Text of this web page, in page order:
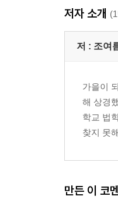
저자 소개
저 : 조여
가을이
해 상경
학교 법
찾지 못
만든 이 코